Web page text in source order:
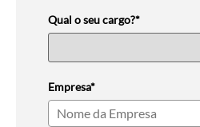
Qual o seu cargo?*
Empresa*